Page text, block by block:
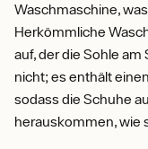
Waschmaschine,
Herkömmliche
auf, der die Sohle
nicht; es enthält
sodass die Schuhe
herauskommen, wie